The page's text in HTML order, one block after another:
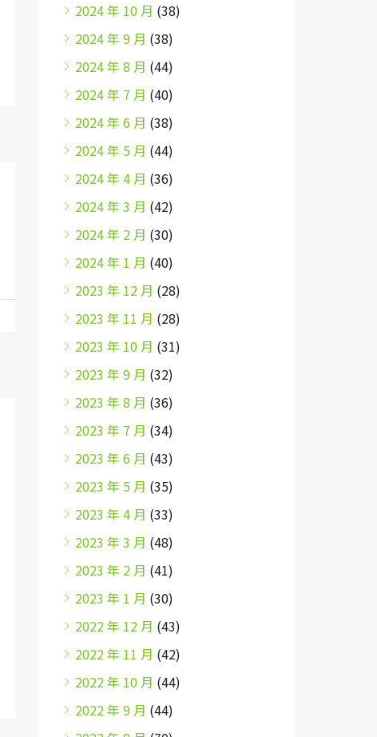
2024 年 10 月 (38)
2024 年 9 月 (38)
2024 年 8 月 (44)
2024 年 7 月 (40)
2024 年 6 月 (38)
2024 年 5 月 (44)
2024 年 4 月 (36)
2024 年 3 月 (42)
2024 年 2 月 (30)
2024 年 1 月 (40)
2023 年 12 月 (28)
2023 年 11 月 (28)
2023 年 10 月 (31)
2023 年 9 月 (32)
2023 年 8 月 (36)
2023 年 7 月 (34)
2023 年 6 月 (43)
2023 年 5 月 (35)
2023 年 4 月 (33)
2023 年 3 月 (48)
2023 年 2 月 (41)
2023 年 1 月 (30)
2022 年 12 月 (43)
2022 年 11 月 (42)
2022 年 10 月 (44)
2022 年 9 月 (44)